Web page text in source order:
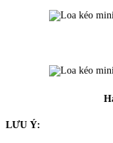
LƯU Ý: